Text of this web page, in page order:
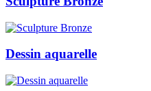
Dessin aquarelle